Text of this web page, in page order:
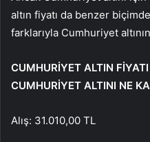
altın fiyatı da benzer
farklarıyla Cumhuriyet
CUMHURİYET ALTIN
CUMHURİYET ALTINI NE
Alış: 31.010,00 TL